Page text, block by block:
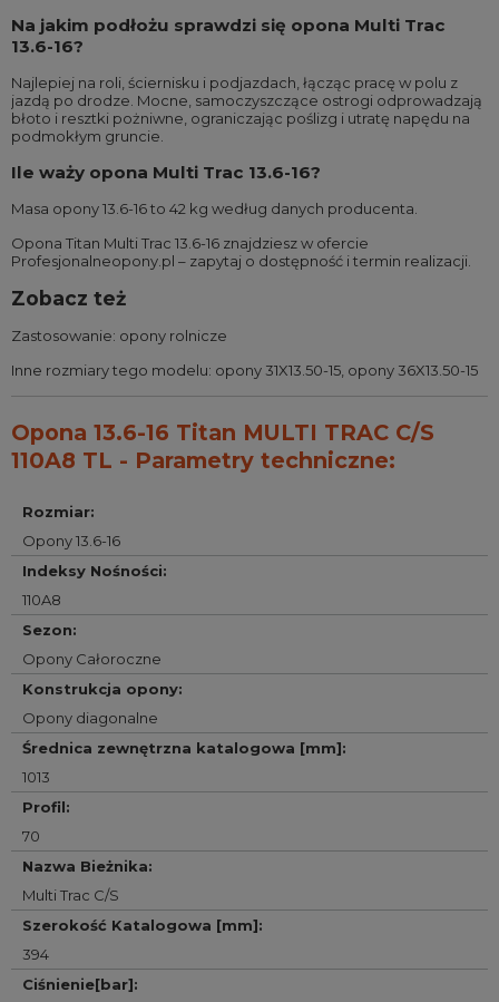
Na jakim podłożu sprawdzi się opona Multi Trac
13.6-16?
Najlepiej na roli, ściernisku i podjazdach, łącząc pracę w polu z
jazdą po drodze. Mocne, samoczyszczące ostrogi odprowadzają
błoto i resztki pożniwne, ograniczając poślizg i utratę napędu na
podmokłym gruncie.
Ile waży opona Multi Trac 13.6-16?
Masa opony 13.6-16 to 42 kg według danych producenta.
Opona Titan Multi Trac 13.6-16 znajdziesz w ofercie
Profesjonalneopony.pl – zapytaj o dostępność i termin realizacji.
Zobacz też
Zastosowanie: opony rolnicze
Inne rozmiary tego modelu: opony 31X13.50-15 opony 36X13.50-15
Opona 13.6-16 Titan MULTI TRAC C/S
110A8 TL - Parametry techniczne:
Rozmiar:
Opony 13.6-16
Indeksy Nośności:
110A8
Sezon:
Opony Całoroczne
Konstrukcja opony:
Opony diagonalne
Średnica zewnętrzna katalogowa [mm]:
1013
Profil:
70
Nazwa Bieżnika:
Multi Trac C/S
Szerokość Katalogowa [mm]:
394
Ciśnienie[bar]: